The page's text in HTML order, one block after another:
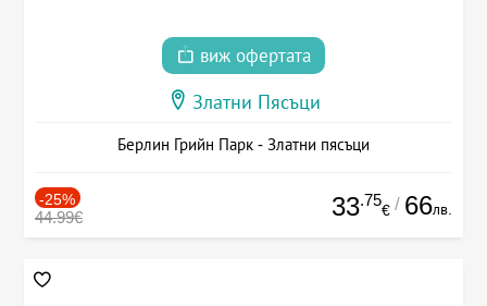
виж офертата
Златни Пясъци
Берлин Грийн Парк - Златни пясъци
-25%
44.99€ 33.75
€ / 66лв.